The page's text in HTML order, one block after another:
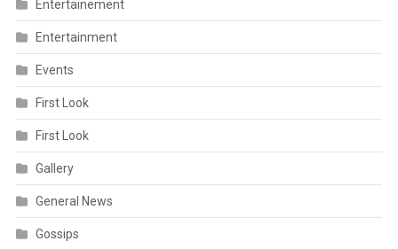
Entertainement
Entertainment
Events
First Look
First Look
Gallery
General News
Gossips